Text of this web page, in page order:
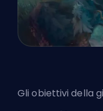
Gli obiettivi della